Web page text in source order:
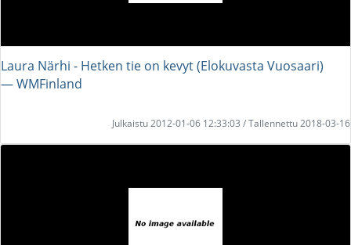
Laura Närhi - Hetken tie on kevyt (Elokuvasta Vuosaari)
― WMFinland
Julkaistu 2012-01-06 12:33:03 / Tallennettu 2018-03-16